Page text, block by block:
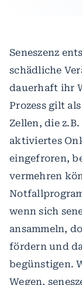
Seneszenz
schädliche
dauerhaft ihr
Prozess gilt
Zellen, die
aktiviertes
eingefroren,
vermehren
wenn sich
ansammeln,
fördern und
begünstigen.
Wegen,